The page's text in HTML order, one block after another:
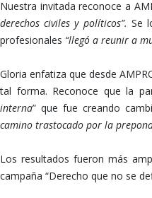
Nuestra invitada reconoce a
derechos civiles y políticos”. Se
profesionales “llegó a reunir a
Gloria enfatiza que desde
tal forma. Reconoce que la
interna” que fue creando
camino trastocado por la
Los resultados fueron más
campaña “Derecho que no se